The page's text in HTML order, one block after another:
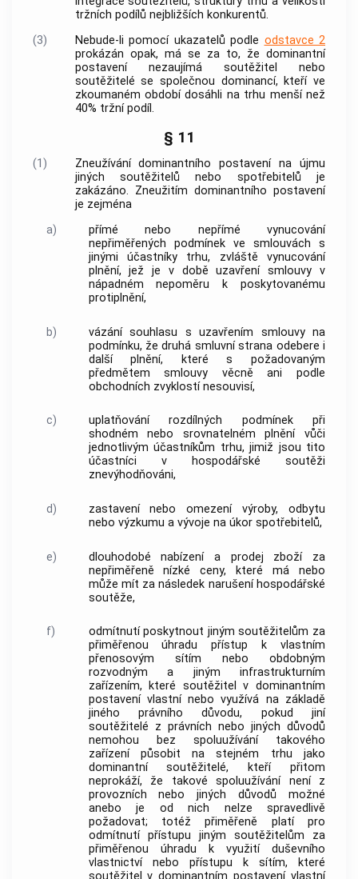
tržních podílů nejbližších konkurentů.
(3)
Nebude-li pomocí ukazatelů podle odstavce 2
prokázán opak, má se za to, že dominantní
postavení nezaujímá soutěžitel nebo
soutěžitelé se společnou dominancí, kteří ve
zkoumaném období dosáhli na trhu menší než
40% tržní podíl.
§ 11
(1)
Zneužívání dominantního postavení na újmu
jiných soutěžitelů nebo spotřebitelů je
zakázáno. Zneužitím dominantního postavení
je zejména
a)
přímé nebo nepřímé vynucování
nepřiměřených podmínek ve smlouvách s
jinými účastníky trhu, zvláště vynucování
plnění, jež je v době uzavření smlouvy v
nápadném nepoměru k poskytovanému
protiplnění,
b)
vázání souhlasu s uzavřením smlouvy na
podmínku, že druhá smluvní strana odebere i
další plnění, které s požadovaným
předmětem smlouvy věcně ani podle
obchodních zvyklostí nesouvisí,
c)
uplatňování rozdílných podmínek při
shodném nebo srovnatelném plnění vůči
jednotlivým účastníkům trhu, jimiž jsou tito
účastníci v hospodářské soutěži
znevýhodňováni,
d)
zastavení nebo omezení výroby, odbytu
nebo výzkumu a vývoje na úkor spotřebitelů,
e)
dlouhodobé nabízení a prodej zboží za
nepřiměřeně nízké ceny, které má nebo
může mít za následek narušení hospodářské
soutěže,
f) odmítnutí poskytnout jinýmsoutěžitelům za
přiměřenou úhradu přístup k vlastním
přenosovým sítím nebo obdobným
rozvodným a jiným infrastrukturním
zařízením, které soutěžitel
v dominantním
postavení vlastní nebo využívá na základě
jiného právního důvodu, pokud jiní
soutěžitelé z právních nebo jiných důvodů
nemohou bez spoluužívání takového
zařízení působit na stejném trhu jako
dominantnísoutěžitelé, kteří přitom
neprokáží, že takové spoluužívání není z
provozních nebo jiných důvodů možné
anebo je od nich nelze spravedlivě
požadovat; totéž přiměřeně platí pro
odmítnutí přístupu jiným soutěžitelům za
přiměřenou úhradu k využití duševního
vlastnictví nebo přístupu k sítím, které
soutěžitel v dominantním postavení vlastní